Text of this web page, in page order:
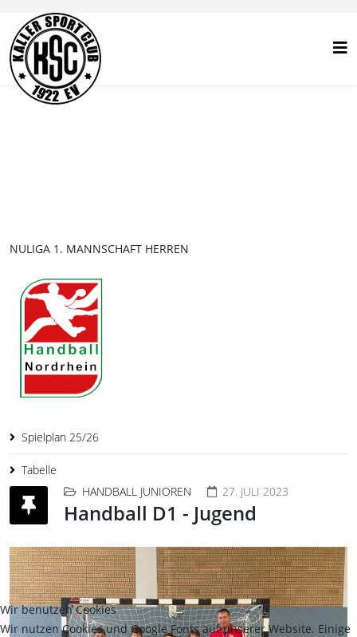
NULIGA 1. MANNSCHAFT HERREN
Spielplan 25/26
Tabelle
HANDBALL JUNIOREN
27. JULI 2023
Handball D1 - Jugend
Wir benutzen Cookies
Wir nutzen Cookies und Google Fonts auf unserer Website. Einige